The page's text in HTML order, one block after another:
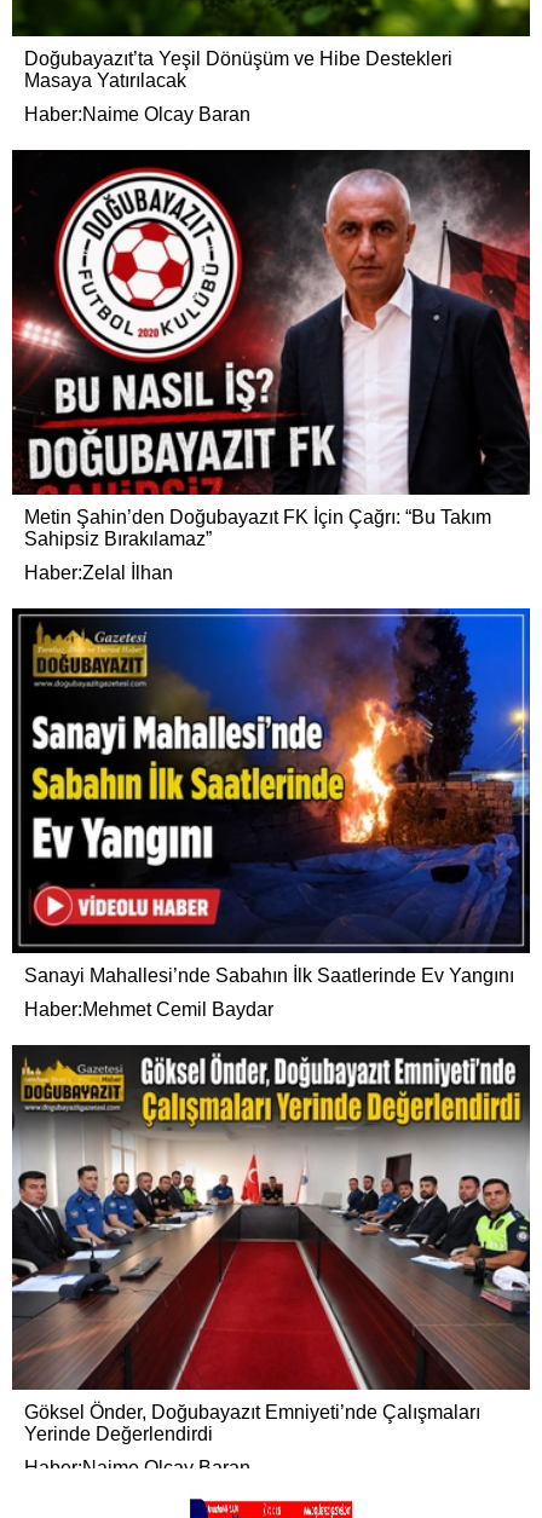
Doğubayazıt’ta Yeşil Dönüşüm ve Hibe Destekleri
Masaya Yatırılacak
Haber:Naime Olcay Baran
Metin Şahin’den Doğubayazıt FK İçin Çağrı: “Bu Takım
Sahipsiz Bırakılamaz”
Haber:Zelal İlhan
Sanayi Mahallesi’nde Sabahın İlk Saatlerinde Ev Yangını
Haber:Mehmet Cemil Baydar
Göksel Önder, Doğubayazıt Emniyeti’nde Çalışmaları
Yerinde Değerlendirdi
Haber:Naime Olcay Baran